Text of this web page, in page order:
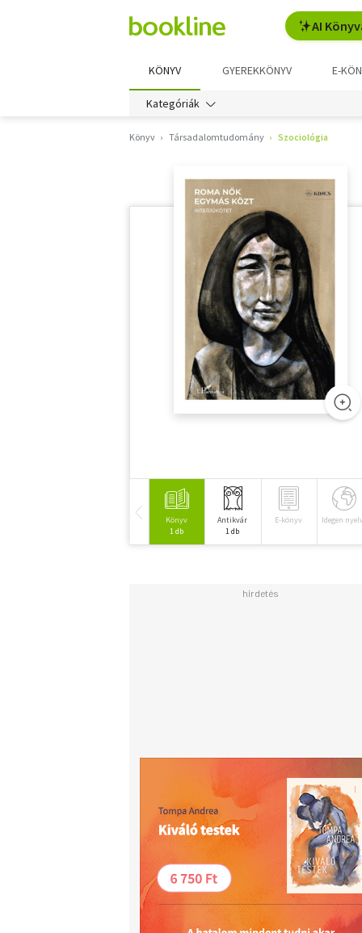
AI
KÖNYV GYEREKKÖNYV E-
Kategóriák
Könyv Társadalomtudomány Szociológia
Könyv
1 db
Antikvár
1 db
E-könyv Idegen